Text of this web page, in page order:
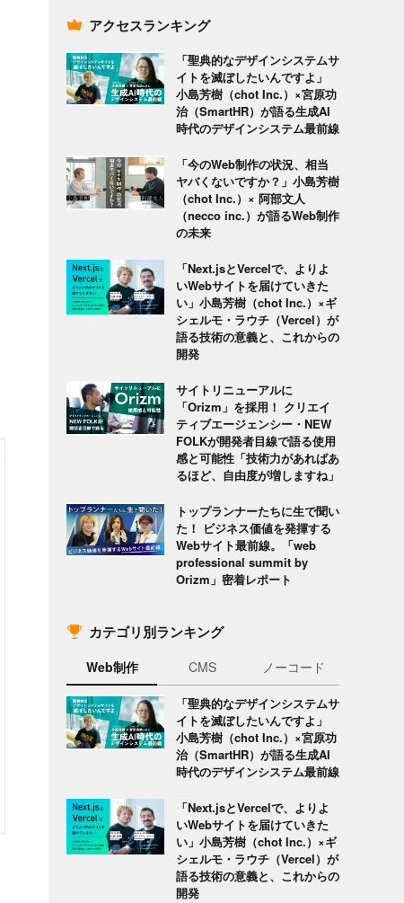
アクセスランキング
「聖典的なデザインシステムサ
イトを滅ぼしたいんですよ」
小島芳樹（chot Inc.）×宮原功
治（SmartHR）が語る生成AI
時代のデザインシステム最前線
「今のWeb制作の状況、相当
ヤバくないですか？」小島芳樹
（chot Inc.）× 阿部文人
（necco inc.）が語るWeb制作
の未来
「Next.jsとVercelで、よりよ
いWebサイトを届けていきた
い」小島芳樹（chot Inc.）×ギ
シェルモ・ラウチ（Vercel）が
語る技術の意義と、これからの
開発
サイトリニューアルに
「Orizm」を採用！ クリエイ
ティブエージェンシー・NEW
FOLKが開発者目線で語る使用
感と可能性「技術力があればあ
るほど、自由度が増しますね」
トップランナーたちに生で聞い
た！ ビジネス価値を発揮する
Webサイト最前線。「web
professional summit by
Orizm」密着レポート
カテゴリ別ランキング
Web制作 CMS ノーコード
「聖典的なデザインシステムサ
イトを滅ぼしたいんですよ」
小島芳樹（chot Inc.）×宮原功
治（SmartHR）が語る生成AI
時代のデザインシステム最前線
「Next.jsとVercelで、よりよ
いWebサイトを届けていきた
い」小島芳樹（chot Inc.）×ギ
シェルモ・ラウチ（Vercel）が
語る技術の意義と、これからの
開発